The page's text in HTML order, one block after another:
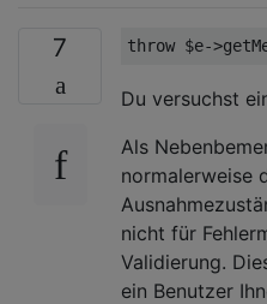
7 throw
Du versuchst
Als
normalerweise
nicht für
Validierung.
ein Benutzer